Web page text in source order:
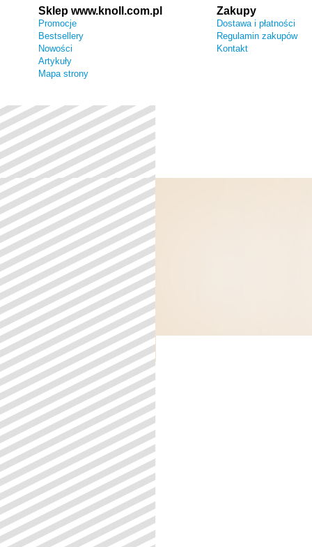
Sklep www.knoll.com.pl
Promocje
Bestsellery
Nowości
Artykuły
Mapa strony
Zakupy
Dostawa i płatności
Regulamin zakupów
Kontakt